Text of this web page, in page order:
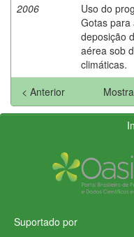
2006
Uso do
Gotas para
deposição
aérea sob
climáticas.
< Anterior
Suportado por